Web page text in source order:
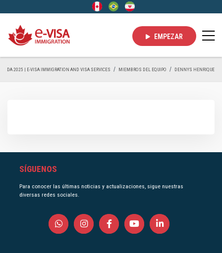
EMPEZAR
2025 | E-VISA IMMIGRATION AND VISA SERVICES MIEMBROS DEL EQUIPO DENNYS HENRIQUE
SÍGUENOS
Para conocer las últimas noticias y actualizaciones, sigue nuestras
diversas redes sociales.